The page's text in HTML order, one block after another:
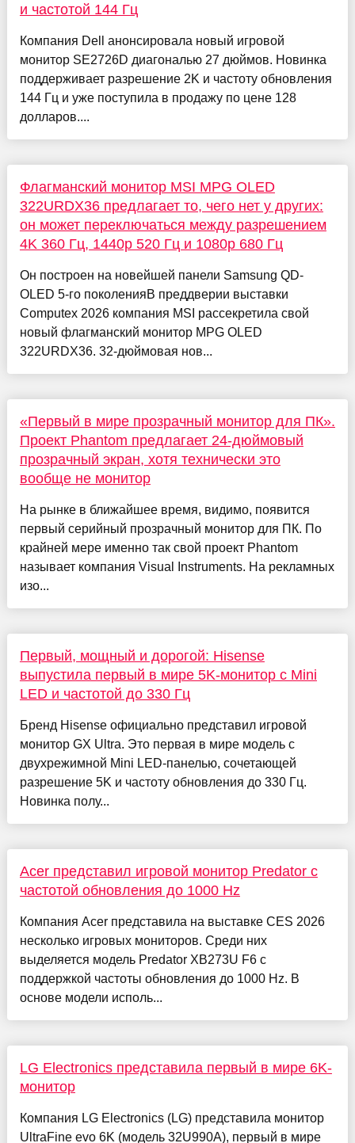
и частотой 144 Гц
Компания Dell анонсировала новый игровой
монитор SE2726D диагональю 27 дюймов. Новинка
поддерживает разрешение 2K и частоту обновления
144 Гц и уже поступила в продажу по цене 128
долларов....
Флагманский монитор MSI MPG OLED
322URDX36 предлагает то, чего нет у других:
он может переключаться между разрешением
4K 360 Гц, 1440p 520 Гц и 1080p 680 Гц
Он построен на новейшей панели Samsung QD-
OLED 5-го поколенияВ преддверии выставки
Computex 2026 компания MSI рассекретила свой
новый флагманский монитор MPG OLED
322URDX36. 32-дюймовая нов...
«Первый в мире прозрачный монитор для ПК».
Проект Phantom предлагает 24-дюймовый
прозрачный экран, хотя технически это
вообще не монитор
На рынке в ближайшее время, видимо, появится
первый серийный прозрачный монитор для ПК. По
крайней мере именно так свой проект Phantom
называет компания Visual Instruments. На рекламных
изо...
Первый, мощный и дорогой: Hisense
выпустила первый в мире 5K-монитор с Mini
LED и частотой до 330 Гц
Бренд Hisense официально представил игровой
монитор GX Ultra. Это первая в мире модель с
двухрежимной Mini LED-панелью, сочетающей
разрешение 5K и частоту обновления до 330 Гц.
Новинка полу...
Acer представил игровой монитор Predator с
частотой обновления до 1000 Hz
Компания Acer представила на выставке CES 2026
несколько игровых мониторов. Среди них
выделяется модель Predator XB273U F6 с
поддержкой частоты обновления до 1000 Hz. В
основе модели исполь...
LG Electronics представила первый в мире 6K-
монитор
Компания LG Electronics (LG) представила монитор
UltraFine evo 6K (модель 32U990A), первый в мире